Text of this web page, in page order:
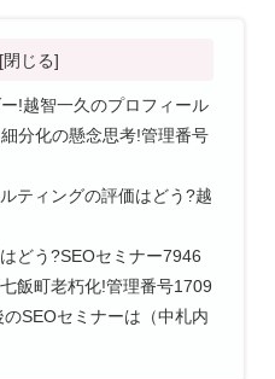
!越智一久のプロフィール
分化の懸念思考!管理番号
ティングの評価はどう?越
どう?SEOセミナー7946
飯町老朽化!管理番号1709
SEOセミナーは（中札内